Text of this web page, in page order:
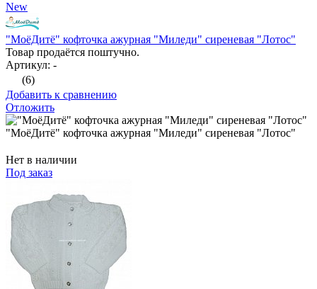
New
"МоёДитё" кофточка ажурная "Миледи" сиреневая "Лотос"
Товар продаётся поштучно.
Артикул: -
(6)
Добавить к сравнению
Отложить
"МоёДитё" кофточка ажурная "Миледи" сиреневая "Лотос"
Нет в наличии
Под заказ